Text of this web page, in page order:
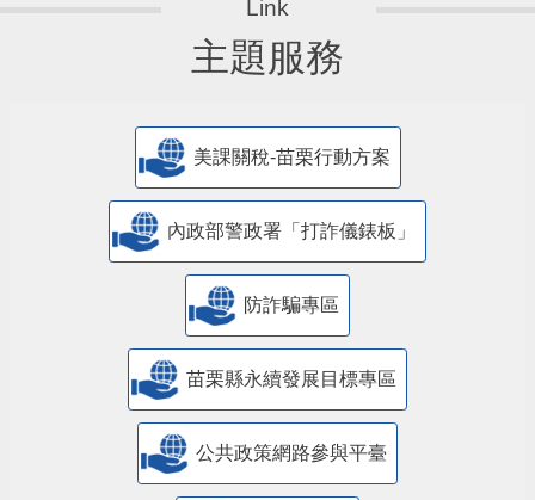
主題服務
美課關稅-苗栗行動方案
內政部警政署「打詐儀錶板」
防詐騙專區
苗栗縣永續發展目標專區
公共政策網路參與平臺